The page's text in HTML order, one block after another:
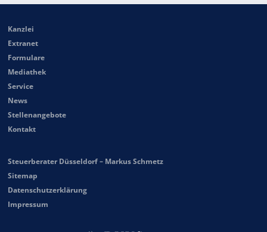
Kanzlei
Extranet
Formulare
Mediathek
Service
News
Stellenangebote
Kontakt
Steuerberater Düsseldorf – Markus Schmetz
Sitemap
Datenschutzerklärung
Impressum